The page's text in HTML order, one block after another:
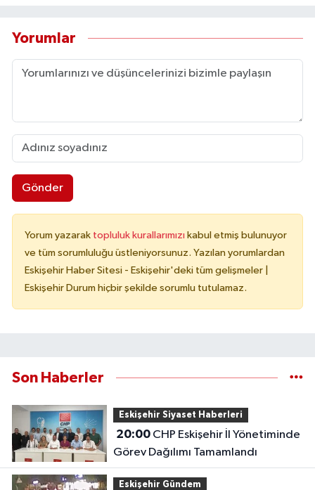
Yorumlar
Gönder
Yorum yazarak topluluk kurallarımızı kabul etmiş bulunuyor
ve tüm sorumluluğu üstleniyorsunuz. Yazılan yorumlardan
Eskişehir Haber Sitesi - Eskişehir'deki tüm gelişmeler |
Eskişehir Durum hiçbir şekilde sorumlu tutulamaz.
Son Haberler
Eskişehir Siyaset Haberleri
20:00CHP Eskişehir İl Yönetiminde
Görev Dağılımı Tamamlandı
Eskişehir Gündem